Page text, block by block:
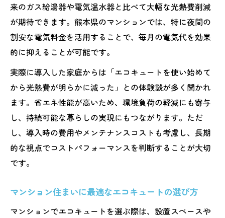
エコキュート設置で必要な周囲環境への配
慮
光熱費削減を実現するエコキュート活用法
法
毎月の電気代が変わるエコキュート活用術
エコキュートの省エネ運転設定のポイント
マンション世帯向けエコキュート節約事例
エコキュート活用で快適さと経済性を両立
エコキュートが支える省エネマンション生
活
来のガス給湯器や電気温水器と比べて大幅な光熱費削減
が期待できます。熊本県のマンションでは、特に夜間の
割安な電気料金を活用することで、毎月の電気代を効果
的に抑えることが可能です。
実際に導入した家庭からは「エコキュートを使い始めて
から光熱費が明らかに減った」との体験談が多く聞かれ
ます。省エネ性能が高いため、環境負荷の軽減にも寄与
し、持続可能な暮らしの実現にもつながります。ただ
し、導入時の費用やメンテナンスコストも考慮し、長期
的な視点でコストパフォーマンスを判断することが大切
です。
マンション住まいに最適なエコキュートの選び方
マンションでエコキュートを選ぶ際は、設置スペースや